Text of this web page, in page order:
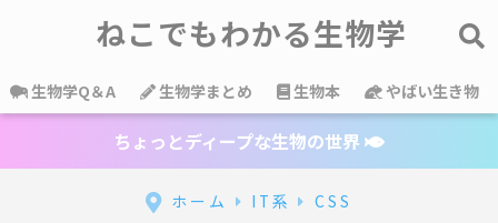
ねこでもわかる生物学
生物学Q＆A 生物学まとめ 生物本 やばい生き物
ちょっとディープな生物の世界
ホーム IT系 CSS